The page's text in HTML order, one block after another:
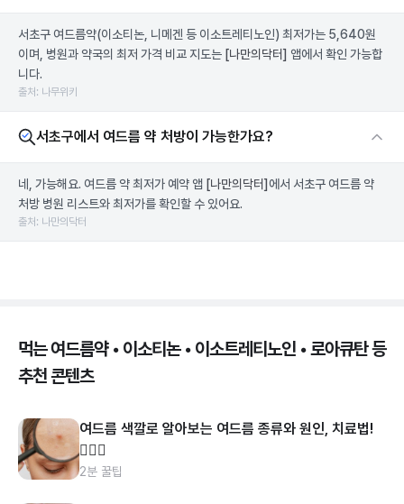
서초구 여드름약(이소티논, 니메겐 등 이소트레티노인) 최저가는 5,640원
이며, 병원과 약국의 최저 가격 비교 지도는 [나만의닥터] 앱에서 확인 가능합
니다.
출처: 나무위키
서초구에서 여드름 약 처방이 가능한가요?
네, 가능해요. 여드름 약 최저가 예약 앱 [나만의닥터] 에서 서초구 여드름 약
처방 병원 리스트와 최저가를 확인할 수 있어요.
출처: 나만의닥터
먹는 여드름약 • 이소티논 • 이소트레티노인 • 로아큐탄 등
추천 콘텐츠
여드름 색깔로 알아보는 여드름 종류와 원인, 치료법!
👩🏻‍⚕️
2분 꿀팁